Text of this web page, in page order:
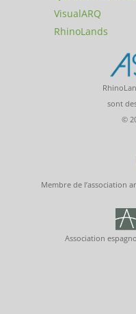
VisualARQ
RhinoLands
sont
©
Membre de l’association
Association